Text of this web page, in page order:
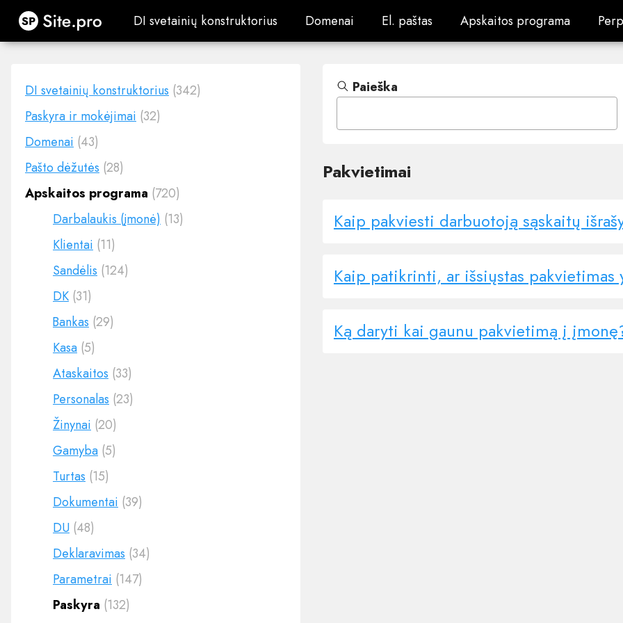
Site.pro DI svetainių konstruktorius
DI svetainių konstruktorius Domenai
Domenai El. paštas
El. paštas Apskaitos programa
Apskaitos programa
DI svetainių konstruktorius (342)
Paskyra ir mokėjimai (32)
Domenai (43)
Pašto dėžutės (28)
Apskaitos programa (720)
Darbalaukis (įmonė) (13)
Klientai (11)
Sandėlis (124)
DK (31)
Bankas (29)
Kasa (5)
Ataskaitos (33)
Personalas (23)
Žinynai (20)
Gamyba (5)
Turtas (15)
Dokumentai (39)
DU (48)
Deklaravimas (34)
Parametrai (147)
Paskyra (132)
Paieška
Pakvietimai
Kaip pakviesti darbuotoją sąskaitų
Kaip patikrinti, ar išsiųstas pakvietimas
Ką daryti kai gaunu pakvietimą į